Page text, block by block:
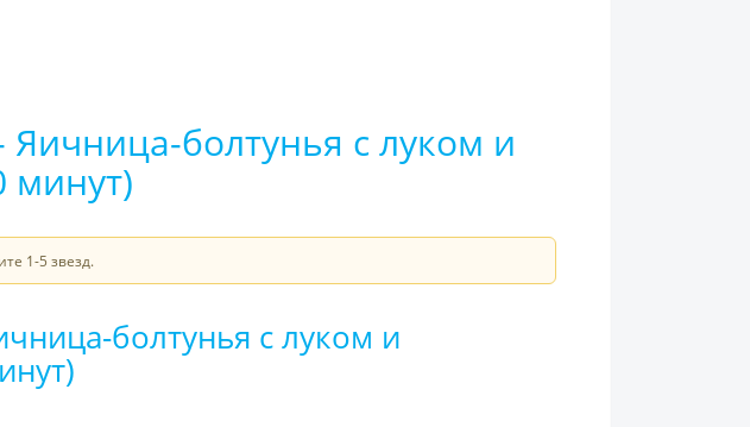
болтунья с луком и
минут)
1-5 звезд.
болтунья с луком и